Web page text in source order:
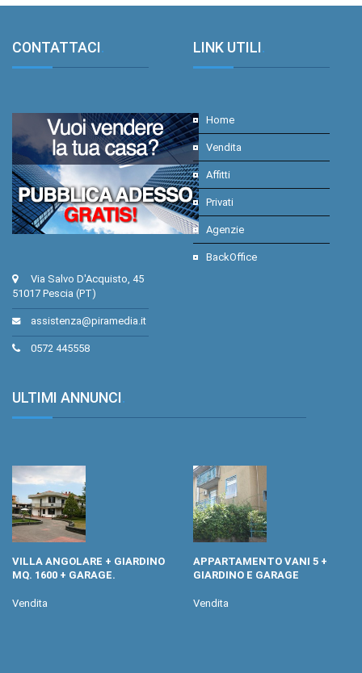
CONTATTACI.
Via Salvo D'Acquisto, 45
51017 Pescia (PT)
assistenza@piramedia.it
0572 445558
LINK UTILI.
Home
Vendita
Affitti
Privati
Agenzie
BackOffice
ULTIMI ANNUNCI.
VILLA ANGOLARE + GIARDINO
MQ. 1600 + GARAGE.
Vendita
APPARTAMENTO VANI 5 +
GIARDINO E GARAGE
Vendita